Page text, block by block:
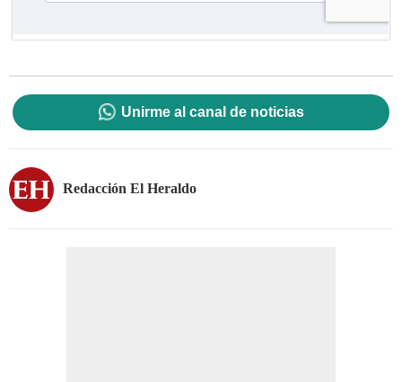
Unirme al canal de noticias
Redacción El Heraldo